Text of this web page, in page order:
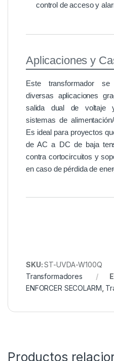
control de acceso y
Aplicaciones y
Este transformador
diversas aplicaciones
salida dual de voltaje
sistemas de
Es ideal para proyectos
de AC a DC de baja
contra cortocircuitos y
en caso de pérdida de
SKU:ST-UVDA-W100Q
Transformadores
ENFORCER SECOLARM
Productos